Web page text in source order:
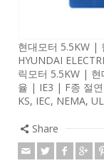
현대모터 5.5KW |
HYUNDAI
릭모터 5.5KW |
율 | IE3 | F종 절
KS, IEC, NEMA,
Share